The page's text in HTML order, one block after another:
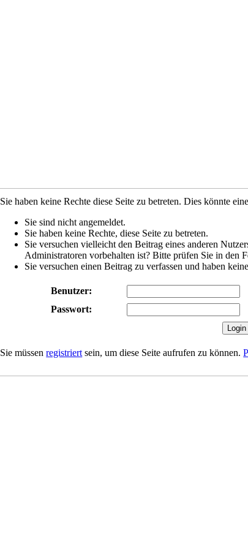
Sie haben keine Rechte diese Seite zu betreten. Dies könnte
Sie sind nicht angemeldet.
Sie haben keine Rechte, diese Seite zu betreten.
Sie versuchen vielleicht den Beitrag eines anderen
Administratoren vorbehalten ist? Bitte prüfen Sie in den
Sie versuchen einen Beitrag zu verfassen und haben
Benutzer:
Passwort:
Sie müssenregistriert sein, um diese Seite aufrufen zu können.